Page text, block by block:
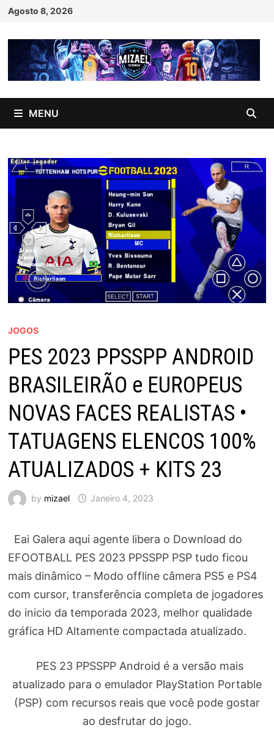
Skip
content
Agosto 8, 2026
MENU
JOGOS
PES 2023 PPSSPP ANDROID
BRASILEIRÃO e EUROPEUS
NOVAS FACES REALISTAS •
TATUAGENS ELENCOS 100%
ATUALIZADOS + KITS 23
by mizael Janeiro 4, 2023
Eai Galera aqui agente libera o Download do
EFOOTBALL PES 2023 PPSSPP PSP tudo ficou
mais dinâmico – Modo offline câmera PS5 e PS4
com cursor, transferência completa de jogadores
do inicio da temporada 2023, melhor qualidade
gráfica HD Altamente compactada atualizado.
PES 23 PPSSPP Android é a versão mais
atualizado para o emulador PlayStation Portable
(PSP) com recursos reais que você pode gostar
ao desfrutar do jogo.